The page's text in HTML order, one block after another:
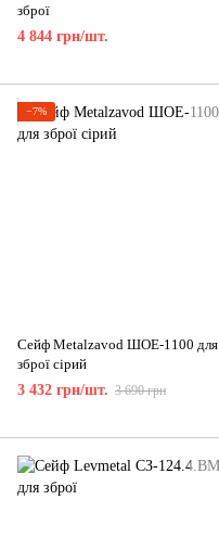
зброї
4 844 грн/шт.
−7%
Сейф Metalzavod ШОЕ-1100 для
зброї сірий
3 432 грн/шт. 3 690 грн